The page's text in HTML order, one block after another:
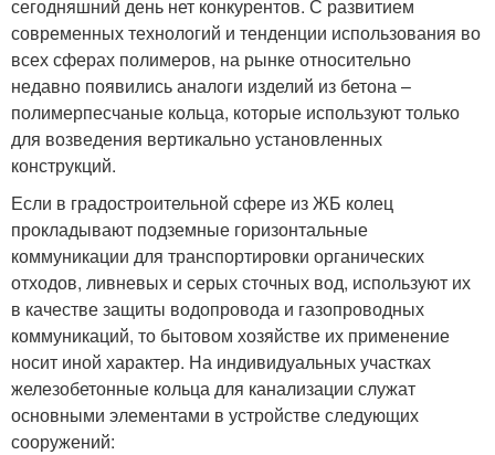
сегодняшний день нет конкурентов. С развитием
современных технологий и тенденции использования во
всех сферах полимеров, на рынке относительно
недавно появились аналоги изделий из бетона –
полимерпесчаные кольца, которые используют только
для возведения вертикально установленных
конструкций.
Если в градостроительной сфере из ЖБ колец
прокладывают подземные горизонтальные
коммуникации для транспортировки органических
отходов, ливневых и серых сточных вод, используют их
в качестве защиты водопровода и газопроводных
коммуникаций, то бытовом хозяйстве их применение
носит иной характер. На индивидуальных участках
железобетонные кольца для канализации служат
основными элементами в устройстве следующих
сооружений: